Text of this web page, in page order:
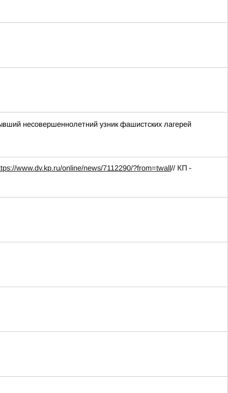
несовершеннолетний узник фашистских лагерей
www.dv.kp.ru/online/news/7112290/?from=twall// КП -